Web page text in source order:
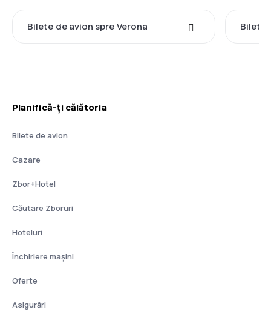
Bilete de avion spre Verona Bilete
Planifică-ți călătoria
Bilete de avion
Cazare
Zbor+Hotel
Căutare Zboruri
Hoteluri
Închiriere mașini
Oferte
Asigurări